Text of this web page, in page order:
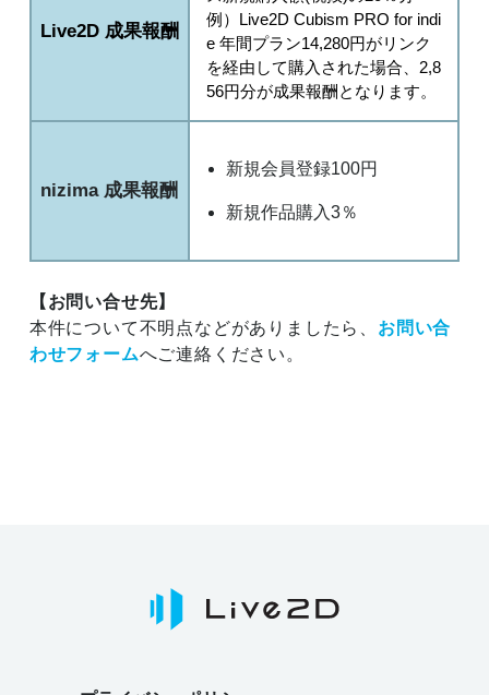
Live2D 成果報酬
例）Live2D Cubism PRO for indi
e 年間プラン14,280円がリンク
を経由して購入された場合、2,8
56円分が成果報酬となります。
nizima 成果報酬
新規会員登録100円
新規作品購入3％
【お問い合せ先】
本件について不明点などがありましたら、 お問い合
わせフォームへご連絡ください。